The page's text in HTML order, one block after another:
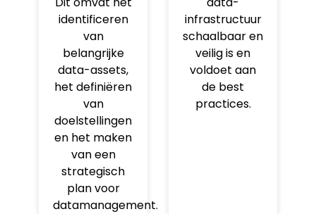
identificeren
van
belangrijke
data-assets,
het definiëren
van
doelstellingen
en het maken
van een
strategisch
plan voor
datamanagement.
infrastructuur
schaalbaar en
veilig is en
voldoet aan
de best
practices.